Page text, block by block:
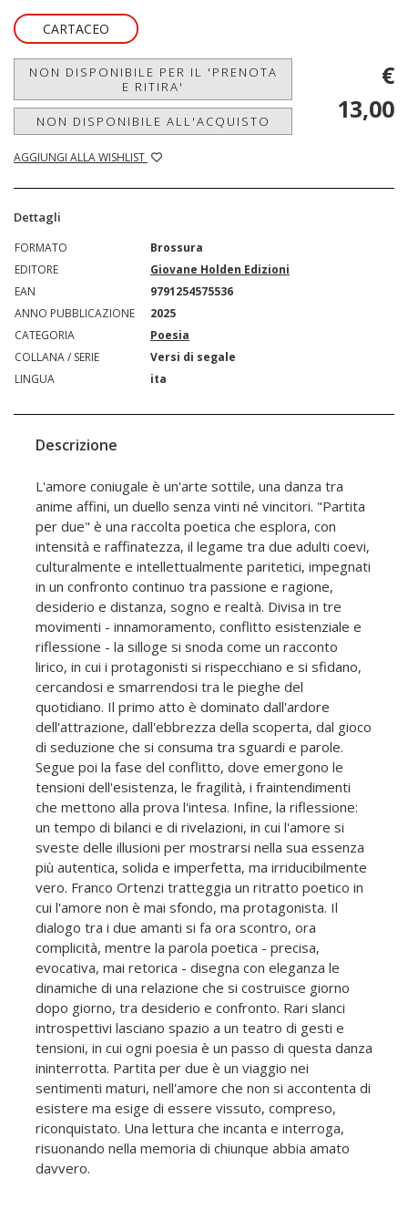
CARTACEO
NON DISPONIBILE PER IL 'PRENOTA
E RITIRA'
NON DISPONIBILE ALL'ACQUISTO
AGGIUNGI ALLA WISHLIST
€
13,00
Dettagli
FORMATO
Brossura
EDITORE
Giovane Holden Edizioni
EAN
9791254575536
ANNO PUBBLICAZIONE
2025
CATEGORIA
Poesia
COLLANA / SERIE
Versi di segale
LINGUA
ita
Descrizione
L'amore coniugale è un'arte sottile, una danza tra
anime affini, un duello senza vinti né vincitori. "Partita
per due" è una raccolta poetica che esplora, con
intensità e raffinatezza, il legame tra due adulti coevi,
culturalmente e intellettualmente paritetici, impegnati
in un confronto continuo tra passione e ragione,
desiderio e distanza, sogno e realtà. Divisa in tre
movimenti - innamoramento, conflitto esistenziale e
riflessione - la silloge si snoda come un racconto
lirico, in cui i protagonisti si rispecchiano e si sfidano,
cercandosi e smarrendosi tra le pieghe del
quotidiano. Il primo atto è dominato dall'ardore
dell'attrazione, dall'ebbrezza della scoperta, dal gioco
di seduzione che si consuma tra sguardi e parole.
Segue poi la fase del conflitto, dove emergono le
tensioni dell'esistenza, le fragilità, i fraintendimenti
che mettono alla prova l'intesa. Infine, la riflessione:
un tempo di bilanci e di rivelazioni, in cui l'amore si
sveste delle illusioni per mostrarsi nella sua essenza
più autentica, solida e imperfetta, ma irriducibilmente
vero. Franco Ortenzi tratteggia un ritratto poetico in
cui l'amore non è mai sfondo, ma protagonista. Il
dialogo tra i due amanti si fa ora scontro, ora
complicità, mentre la parola poetica - precisa,
evocativa, mai retorica - disegna con eleganza le
dinamiche di una relazione che si costruisce giorno
dopo giorno, tra desiderio e confronto. Rari slanci
introspettivi lasciano spazio a un teatro di gesti e
tensioni, in cui ogni poesia è un passo di questa danza
ininterrotta. Partita per due è un viaggio nei
sentimenti maturi, nell'amore che non si accontenta di
esistere ma esige di essere vissuto, compreso,
riconquistato. Una lettura che incanta e interroga,
risuonando nella memoria di chiunque abbia amato
davvero.